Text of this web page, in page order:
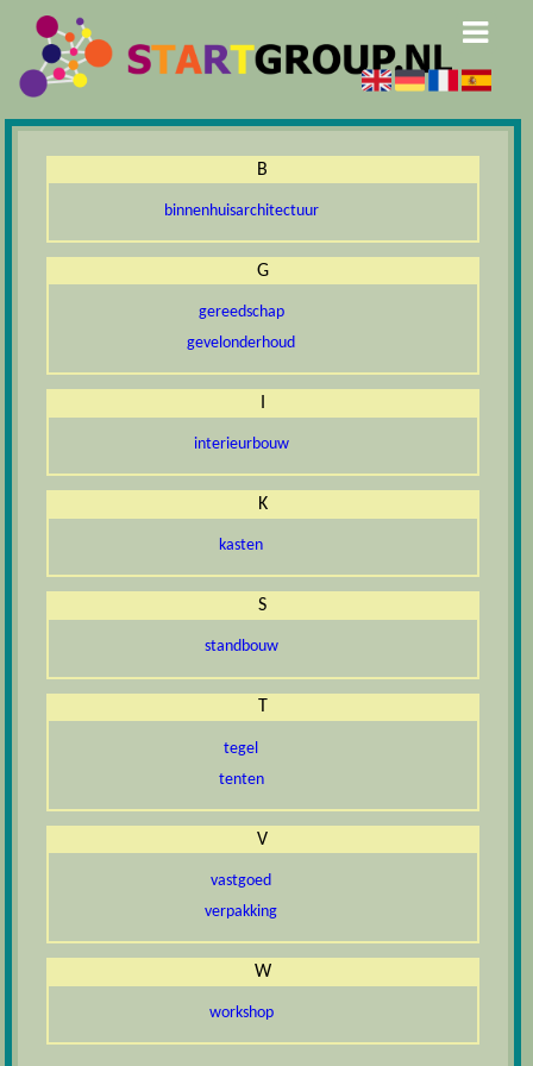
B
binnenhuisarchitectuur
G
gereedschap
gevelonderhoud
interieurbouw
K
kasten
S
standbouw
T
tegel
tenten
V
vastgoed
verpakking
W
workshop